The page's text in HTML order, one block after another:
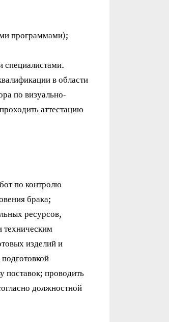
программами);
специалистами.
в области
по визуально-
аттестацию
по контролю
брака;
ресурсов,
техническим
изделий и
поставок; проводить
должностной